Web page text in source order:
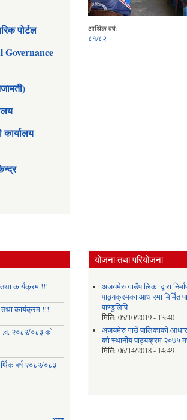
पोर्टल
Governance
आर्थिक वर्ष:
८१/८२
कार्यक्रम !!!
कार्यक्रम !!!
२०८२/०८३ को
बर्ष २०८२/०८३
योजना तथा परियोजना
अजयमेरु गाउँपालिका द्वारा
पाठ्यक्रमका आधारमा मिर्मित
पाण्डुलिपि
मिति:05/10/2019 - 13:40
अजयमेरु गाउँ पालिकाको
को स्थानीय पाठ्यक्रम २०७५
मिति:06/14/2018 - 14:49